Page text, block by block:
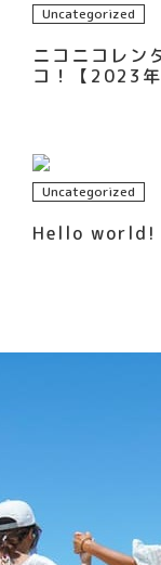
Uncategorized
ニコニコレン
コ！【2023年
Uncategorized
Hello world!